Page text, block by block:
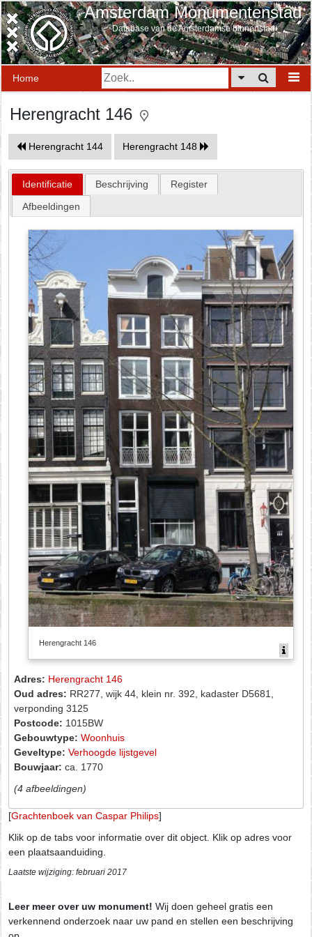
Amsterdam Monumentenstad
Database van de Amsterdamse binnenstad
Home
Herengracht 146
Herengracht 144 Herengracht 148
Identificatie Beschrijving
Register
Afbeeldingen
Herengracht 146
Adres: Herengracht 146
Oud adres: RR277, wijk 44, klein nr. 392, kadaster D5681,
verponding 3125
Postcode: 1015BW
Gebouwtype: Woonhuis
Geveltype: Verhoogde lijstgevel
Bouwjaar: ca. 1770
(4 afbeeldingen)
[Grachtenboek van Caspar Philips]
Klik op de tabs voor informatie over dit object. Klik op adres voor
een plaatsaanduiding.
Laatste wijziging: februari 2017
Leer meer over uw monument! Wij doen geheel gratis een
verkennend onderzoek naar uw pand en stellen een beschrijving